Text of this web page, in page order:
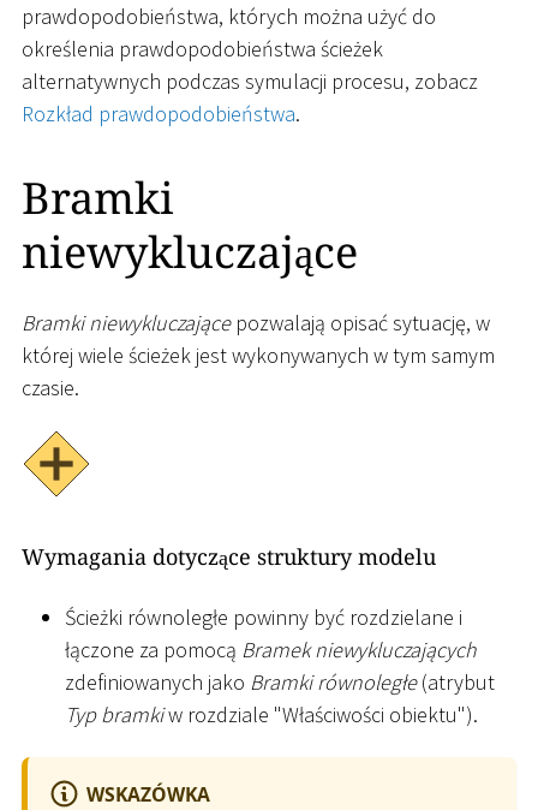
prawdopodobieństwa, których można użyć do
określenia prawdopodobieństwa ścieżek
alternatywnych podczas symulacji procesu, zobacz
Rozkład prawdopodobieństwa.
Bramki
niewykluczające
Bramki niewykluczającepozwalają opisać sytuację, w
której wiele ścieżek jest wykonywanych w tym samym
czasie.
Wymagania dotyczące struktury modelu
Ścieżki równoległe powinny być rozdzielane i
łączone za pomocą Bramek niewykluczających
zdefiniowanych jako Bramki równoległe(atrybut
Typ bramkiw rozdziale "Właściwości obiektu").
WSKAZÓWKA